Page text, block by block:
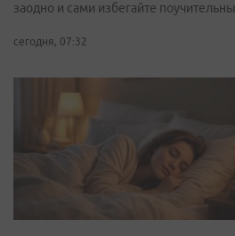
заодно и сами избегайте
сегодня, 07:32